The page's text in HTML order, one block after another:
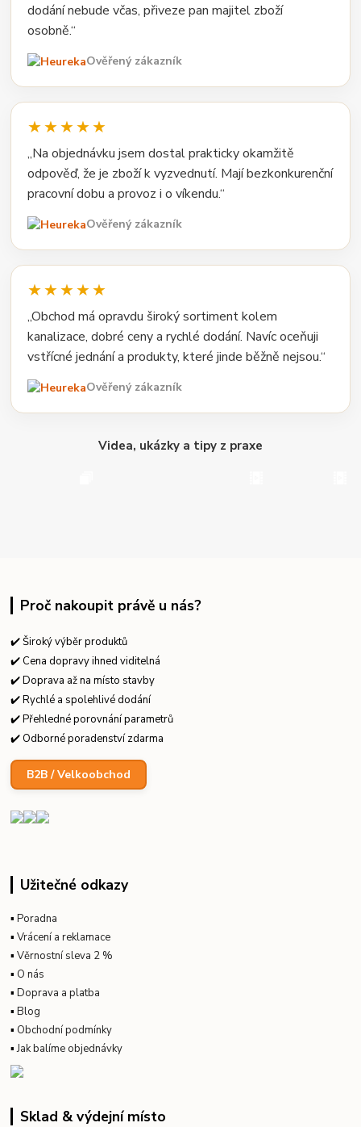
dodání nebude včas, přiveze pan majitel zboží
osobně.“
Ověřený zákazník
★★★★★
„Na objednávku jsem dostal prakticky okamžitě
odpověď, že je zboží k vyzvednutí. Mají bezkonkurenční
pracovní dobu a provoz i o víkendu.“
Ověřený zákazník
★★★★★
„Obchod má opravdu široký sortiment kolem
kanalizace, dobré ceny a rychlé dodání. Navíc oceňuji
vstřícné jednání a produkty, které jinde běžně nejsou.“
Ověřený zákazník
Videa, ukázky a tipy z praxe
Proč nakoupit právě u nás?
✔️ Široký výběr produktů
✔️ Cena dopravy ihned viditelná
✔️ Doprava až na místo stavby
✔️ Rychlé a spolehlivé dodání
✔️ Přehledné porovnání parametrů
✔️ Odborné poradenství zdarma
B2B / Velkoobchod
Užitečné odkazy
▪Poradna
▪Vrácení a reklamace
▪Věrnostní sleva 2 %
▪ O nás
▪Doprava a platba
▪Blog
▪ Obchodní podmínky
▪Jak balíme objednávky
Sklad & výdejní místo